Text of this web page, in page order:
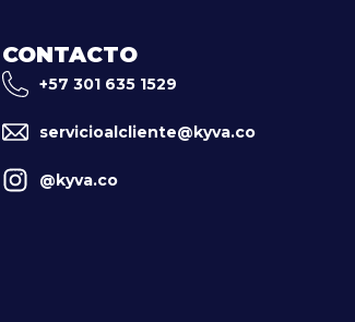
CONTACTO
+57 301 635 1529
servicioalcliente@kyva.co
@kyva.co